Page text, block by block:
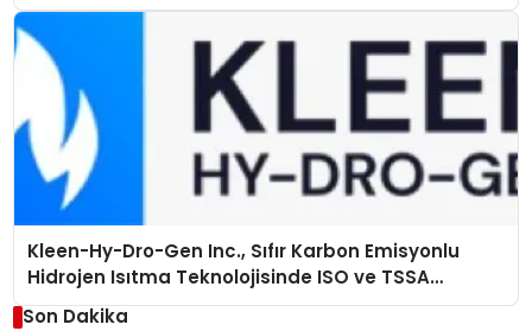
Kleen-Hy-Dro-Gen Inc., Sıfır Karbon Emisyonlu
Hidrojen Isıtma Teknolojisinde ISO ve TSSA
Düzenleyici Onaylarını Aldı
Son Dakika